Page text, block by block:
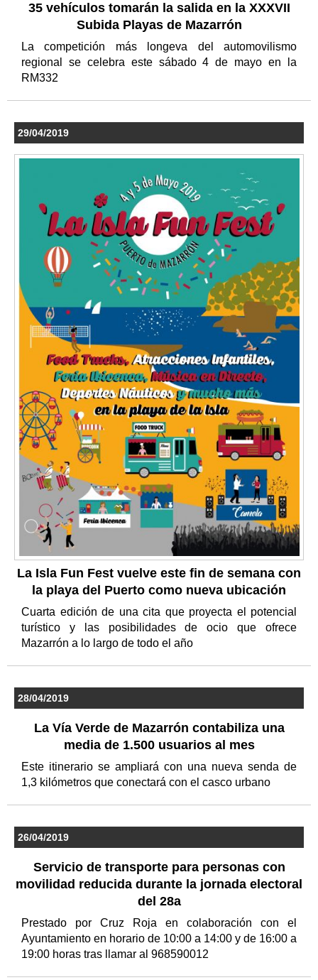
35 vehículos tomarán la salida en la XXXVII
Subida Playas de Mazarrón
La competición más longeva del automovilismo
regional se celebra este sábado 4 de mayo en la
RM332
29/04/2019
La Isla Fun Fest vuelve este fin de semana con
la playa del Puerto como nueva ubicación
Cuarta edición de una cita que proyecta el potencial
turístico y las posibilidades de ocio que ofrece
Mazarrón a lo largo de todo el año
28/04/2019
La Vía Verde de Mazarrón contabiliza una
media de 1.500 usuarios al mes
Este itinerario se ampliará con una nueva senda de
1,3 kilómetros que conectará con el casco urbano
26/04/2019
Servicio de transporte para personas con
movilidad reducida durante la jornada electoral
del 28a
Prestado por Cruz Roja en colaboración con el
Ayuntamiento en horario de 10:00 a 14:00 y de 16:00 a
19:00 horas tras llamar al 968590012